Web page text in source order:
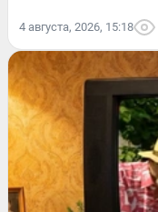
4 августа, 2026, 15:18